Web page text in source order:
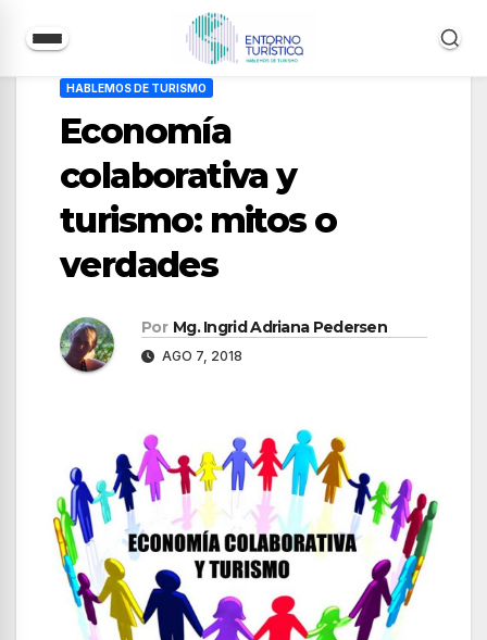
contenido
HABLEMOS DE TURISMO
Economía
colaborativa y
turismo: mitos o
verdades
Por Mg. Ingrid Adriana Pedersen
AGO 7, 2018